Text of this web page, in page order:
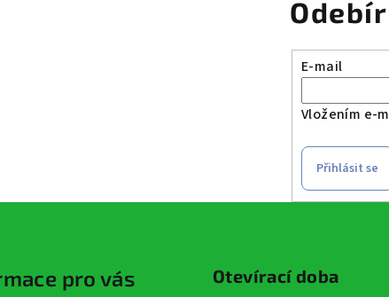
E-mail
Vložením e-
Přihlásit se
pro vás Otevírací doba